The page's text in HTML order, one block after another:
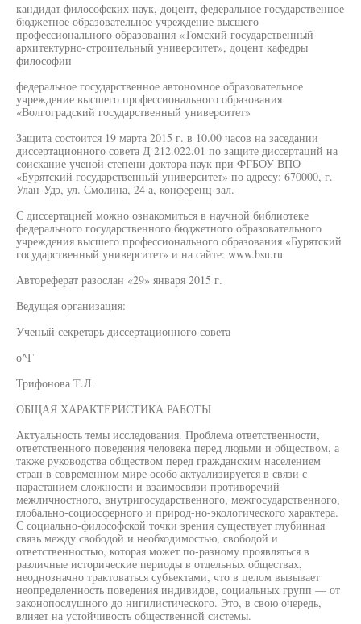
кандидат философских наук, доцент, федеральное государственное
бюджетное образовательное учреждение высшего
профессионального образования «Томский государственный
архитектурно-строительный университет», доцент кафедры
философии
федеральное государственное автономное образовательное
учреждение высшего профессионального образования
«Волгоградский государственный университет»
Защита состоится 19 марта 2015 г. в 10.00 часов на заседании
диссертационного совета Д 212.022.01 по защите диссертаций на
соискание ученой степени доктора наук при ФГБОУ ВПО
«Бурятский государственный университет» по адресу: 670000, г.
Улан-Удэ, ул. Смолина, 24 а, конференц-зал.
С диссертацией можно ознакомиться в научной библиотеке
федерального государственного бюджетного образовательного
учреждения высшего профессионального образования «Бурятский
государственный университет» и на сайте: www.bsu.ru
Автореферат разослан «29» января 2015 г.
Ведущая организация:
Ученый секретарь диссертационного совета
о^Г
Трифонова Т.Л.
ОБЩАЯ ХАРАКТЕРИСТИКА РАБОТЫ
Актуальность темы исследования. Проблема ответственности,
ответственного поведения человека перед людьми и обществом, а
также руководства обществом перед гражданским населением
стран в современном мире особо актуализируется в связи с
нарастанием сложности и взаимосвязи противоречий
межличностного, внутригосударственного, межгосударственного,
глобально-социосферного и природ-но-экологического характера.
С социально-философской точки зрения существует глубинная
связь между свободой и необходимостью, свободой и
ответственностью, которая может по-разному проявляться в
различные исторические периоды в отдельных обществах,
неоднозначно трактоваться субъектами, что в целом вызывает
неопределенность поведения индивидов, социальных групп — от
законопослушного до нигилистического. Это, в свою очередь,
влияет на устойчивость общественной системы.